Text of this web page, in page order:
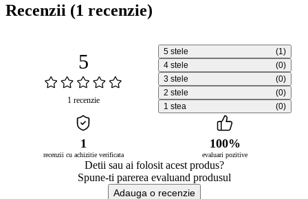
Recenzii (1 recenzie)
5
1 recenzie
5 stele
(1)
4 stele
(0)
3 stele
(0)
2 stele
(0)
1 stea
(0)
1
recenzii cu achizitie verificata
100%
evaluari pozitive
Detii sau ai folosit acest produs?
Spune-ti parerea evaluand produsul
Adauga o recenzie